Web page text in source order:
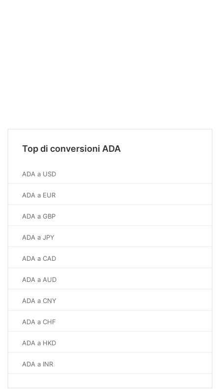
Top di conversioni ADA
ADA a USD
ADA a EUR
ADA a GBP
ADA a JPY
ADA a CAD
ADA a AUD
ADA a CNY
ADA a CHF
ADA a HKD
ADA a INR